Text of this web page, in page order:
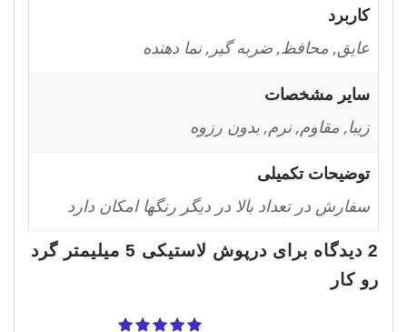
کاربرد
عایق, محافظ, ضربه گیر, نما دهنده
سایر مشخصات
زیبا, مقاوم, نرم, بدون رزوه
توضیحات تکمیلی
سفارش در تعداد بالا در دیگر رنگها امکان دارد
2 دیدگاه برای
درپوش لاستیکی 5 میلیمتر گرد
رو کار